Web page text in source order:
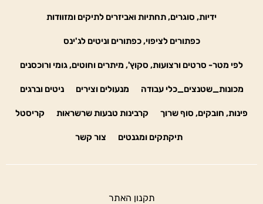
ידיות, סוגרים, תחתיות ואביזרים לתיקים ומזוודות
כפתורים לציפוי, כפתורים וניטים לג'ינס
לפי מטר- סרטים ורצועות, סקוץ', מיתרים וחוטים, גומי ורוכסנים
מכונות_שטנצים_כלי עבודה מנעולים וצירים ניטים וברגים
פינות, חובקים, סוף שרוך קרבינות טבעות שרשראות קריסטל
תיקתקים ומגנטים צור קשר
תקנון האתר